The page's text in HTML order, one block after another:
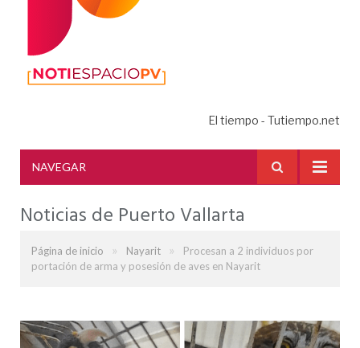
El tiempo - Tutiempo.net
NAVEGAR
Noticias de Puerto Vallarta
Página de inicio » Nayarit »
Procesan a 2 individuos por
portación de arma y posesión de aves en Nayarit